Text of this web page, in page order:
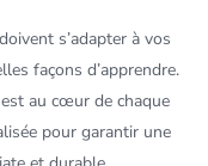
s’adapter à vos
façons d’apprendre.
est au cœur de chaque
pour garantir une